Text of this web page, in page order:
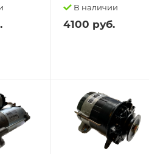
В наличии
4100 руб.